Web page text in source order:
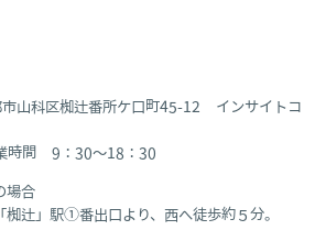
山科区椥辻番所ケ口町45-12 インサイトコ
時間 9：30～18：30
場合
椥辻」駅①番出口より、西へ徒歩約５分。